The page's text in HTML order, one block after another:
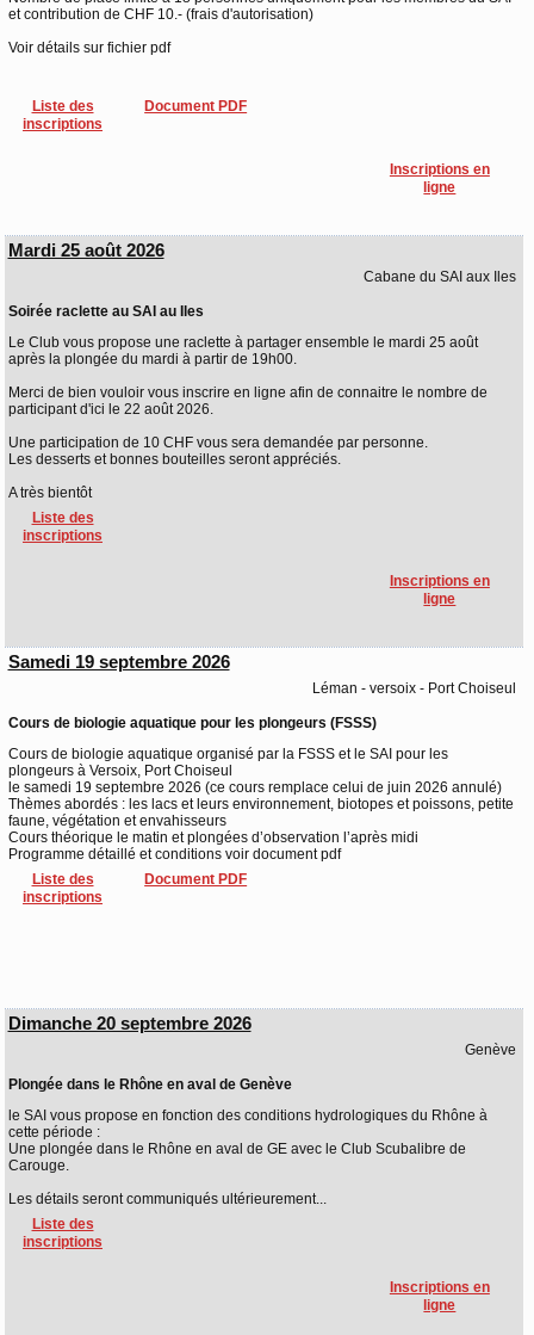
et contribution de CHF 10.- (frais d'autorisation)
Voir détails sur fichier pdf
Liste des
inscriptions
Document PDF
Inscriptions en
ligne
Mardi 25 août 2026
Cabane du SAI aux Iles
Soirée raclette au SAI au Iles
Le Club vous propose une raclette à partager ensemble le mardi 25 août
après la plongée du mardi à partir de 19h00.
Merci de bien vouloir vous inscrire en ligne afin de connaitre le nombre de
participant d'ici le 22 août 2026.
Une participation de 10 CHF vous sera demandée par personne.
Les desserts et bonnes bouteilles seront appréciés.
A très bientôt
Liste des
inscriptions
Inscriptions en
ligne
Samedi 19 septembre 2026
Léman - versoix - Port Choiseul
Cours de biologie aquatique pour les plongeurs (FSSS)
Cours de biologie aquatique organisé par la FSSS et le SAI pour les
plongeurs à Versoix, Port Choiseul
le samedi 19 septembre 2026 (ce cours remplace celui de juin 2026 annulé)
Thèmes abordés : les lacs et leurs environnement, biotopes et poissons, petite
faune, végétation et envahisseurs
Cours théorique le matin et plongées d’observation l’après midi
Programme détaillé et conditions voir document pdf
Liste des
inscriptions
Document PDF
Dimanche 20 septembre 2026
Genève
Plongée dans le Rhône en aval de Genève
le SAI vous propose en fonction des conditions hydrologiques du Rhône à
cette période :
Une plongée dans le Rhône en aval de GE avec le Club Scubalibre de
Carouge.
Les détails seront communiqués ultérieurement...
Liste des
inscriptions
Inscriptions en
ligne